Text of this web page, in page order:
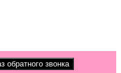
обратного звонка